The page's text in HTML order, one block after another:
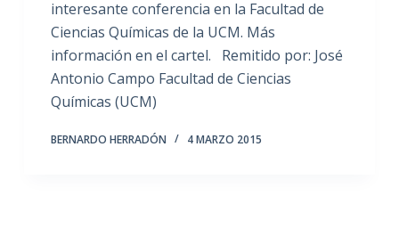
interesante conferencia en la Facultad de
Ciencias Químicas de la UCM. Más
información en el cartel. Remitido por: José
Antonio Campo Facultad de Ciencias
Químicas (UCM)
BERNARDO HERRADÓN 4 MARZO 2015